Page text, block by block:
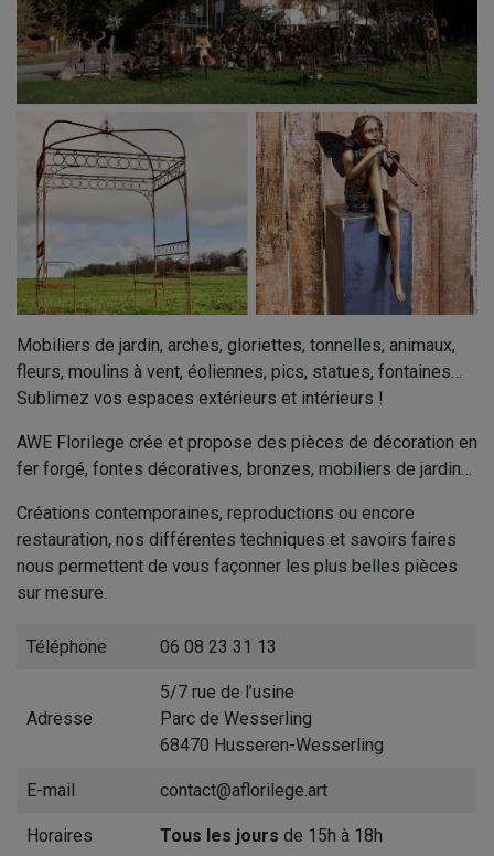
Mobiliers de jardin, arches, gloriettes, tonnelles, animaux,
fleurs, moulins à vent, éoliennes, pics, statues, fontaines…
Sublimez vos espaces extérieurs et intérieurs !
AWE Florilege crée et propose des pièces de décoration en
fer forgé, fontes décoratives, bronzes, mobiliers de jardin…
Créations contemporaines, reproductions ou encore
restauration, nos différentes techniques et savoirs faires
nous permettent de vous façonner les plus belles pièces
sur mesure.
Téléphone 06 08 23 31 13
Adresse
5/7 rue de l’usine
Parc de Wesserling
68470 Husseren-Wesserling
E-mail contact@aflorilege.art
Horaires Tous les jours de 15h à 18h